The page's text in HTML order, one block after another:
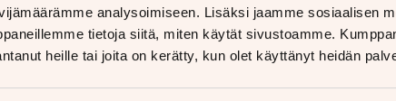
analysoimiseen. Lisäksi jaamme sosiaalisen
tietoja siitä, miten käytät sivustoamme.
heille tai joita on kerätty, kun olet käyttänyt heidän
ajoneuvoja